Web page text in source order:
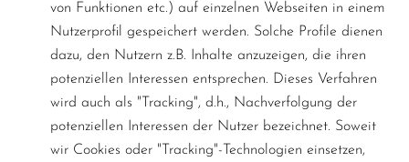
von Funktionen etc.) auf einzelnen Webseiten in einem
Nutzerprofil gespeichert werden. Solche Profile dienen
dazu, den Nutzern z.B. Inhalte anzuzeigen, die ihren
potenziellen Interessen entsprechen. Dieses Verfahren
wird auch als "Tracking", d.h., Nachverfolgung der
potenziellen Interessen der Nutzer bezeichnet. Soweit
wir Cookies oder "Tracking"-Technologien einsetzen,